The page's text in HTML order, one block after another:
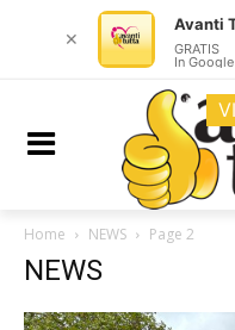
Home NEWS Page 2
NEWS
✕
Avanti
GRATIS
In